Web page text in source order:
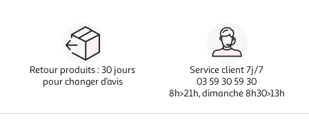
Retour produits : 30 jours
pour changer d’avis
Service client 7j/7
03 59 30 59 30
8h>21h, dimanche 8h30>13h